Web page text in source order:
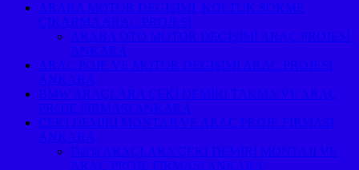
ARABA MOTOR DEGİŞİMİ ,KOLTUK SÖKME
ÇIKARMA ARAÇ PROJESİ
ARABA OTO MOTOR DEGİŞİMİ ARAÇ PROJESİ
ANKARA
ARAÇ POJE VE MOTOR DEGİŞİMİ ARAÇ PROJESİ
ANKARA
BMW ARAÇLARA ÇEKİ DEMİRİ TAKMA VE ARAÇ
PROJE FİRMASI ANKARA
ÇEKİ DEMİRİ MONTAJI VE ARAÇ PROJE FİRMASI
ANKARA
Dacia ARAÇLARA ÇEKİ DEMİRİ MONTAJI VE
ARAÇ PROJE FİRMASI ANKARA